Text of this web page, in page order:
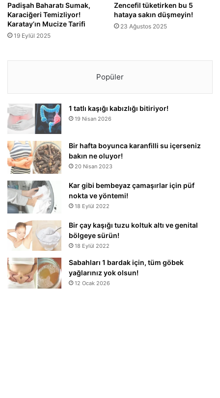
Padişah Baharatı Sumak,
Karaciğeri Temizliyor!
Karatay’ın Mucize Tarifi
19 Eylül 2025
Zencefil tüketirken bu 5
hataya sakın düşmeyin!
23 Ağustos 2025
Popüler
1 tatlı kaşığı kabızlığı bitiriyor!
19 Nisan 2026
Bir hafta boyunca karanfilli su içerseniz
bakın ne oluyor!
20 Nisan 2023
Kar gibi bembeyaz çamaşırlar için püf
nokta ve yöntemi!
18 Eylül 2022
Bir çay kaşığı tuzu koltuk altı ve genital
bölgeye sürün!
18 Eylül 2022
Sabahları 1 bardak için, tüm göbek
yağlarınız yok olsun!
12 Ocak 2026